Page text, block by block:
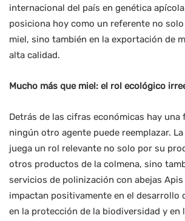
internacional del país en genética
posiciona hoy como un referente no
miel, sino también en la exportación de
alta calidad.
Mucho más que miel: el rol ecológico
Detrás de las cifras económicas hay una
ningún otro agente puede reemplazar.
juega un rol relevante no solo por su
otros productos de la colmena, sino
servicios de polinización con abejas
impactan positivamente en el desarrollo
en la protección de la biodiversidad y en